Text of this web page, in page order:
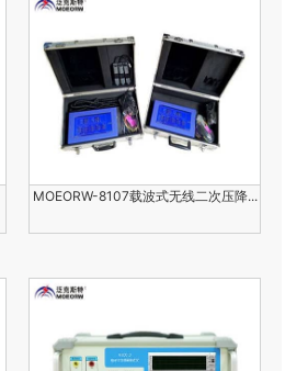
MOEORW-8107载波式无线二次压降...